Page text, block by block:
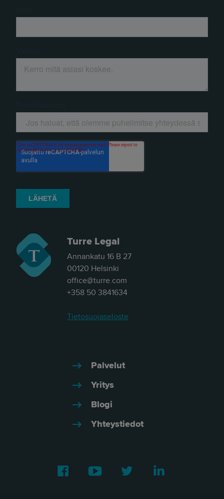
Turre Legal
Annankatu 16 B 27
00120 Helsinki
office@turre.com
+358 50 3841634
Tietosuojaseloste
Palvelut
Yritys
Blogi
Yhteystiedot
Facebook Youtube Twitter